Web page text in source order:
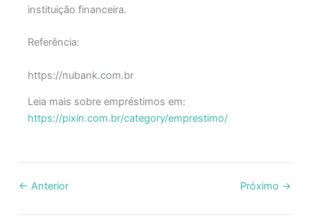
instituição financeira.
Referência:
https://nubank.com.br
Leia mais sobre empréstimos em:
https://pixin.com.br/category/emprestimo/
← Anterior Próximo →